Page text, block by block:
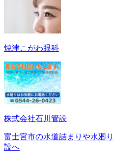
焼津こがわ眼科
株式会社石川管設
富士宮市の水道詰まりや水廻
設へ